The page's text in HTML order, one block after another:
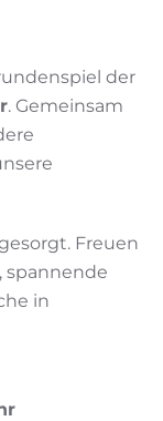
der
. Gemeinsam
Freuen
spannende
in